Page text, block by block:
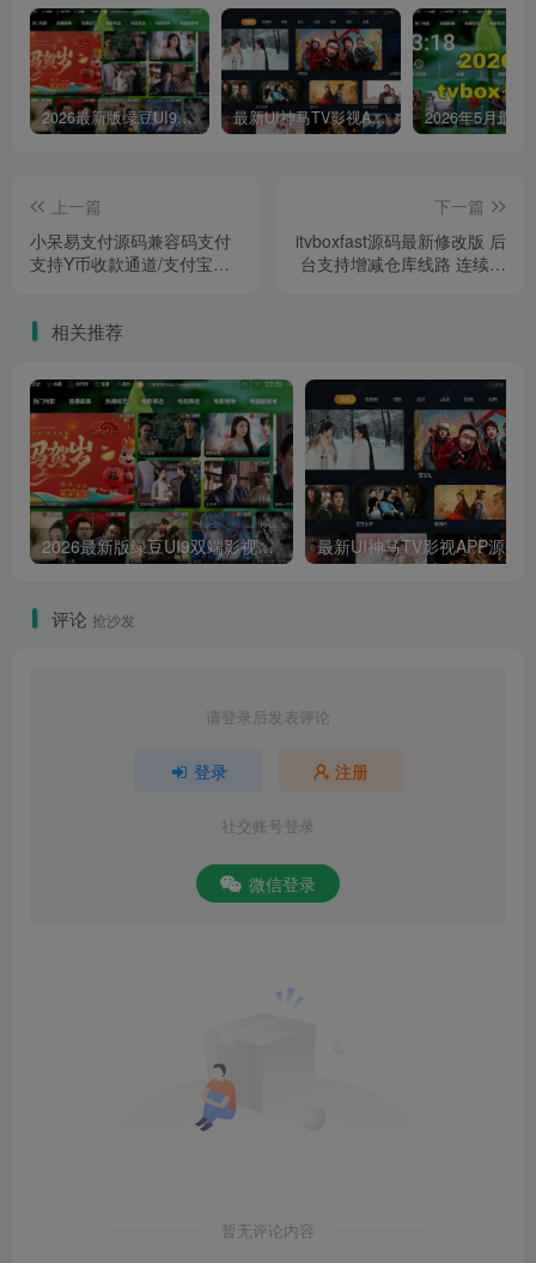
2026最新版绿豆UI9双端影视APP源码 最新UI神马TV影视APP源码 乐檬影视苹果CMS后台 包含前后端源码
上一篇
小呆易支付源码兼容码支付
支持Y币收款通道/支付宝免
下一篇
itvboxfast源码最新修改版 后
台支持增减仓库线路 连续签
相关推荐
2026最新版绿豆UI9双端影视APP源码
评论 抢沙发
请登录后发表评论
登录 注册
社交账号登录
微信登录
暂无评论内容